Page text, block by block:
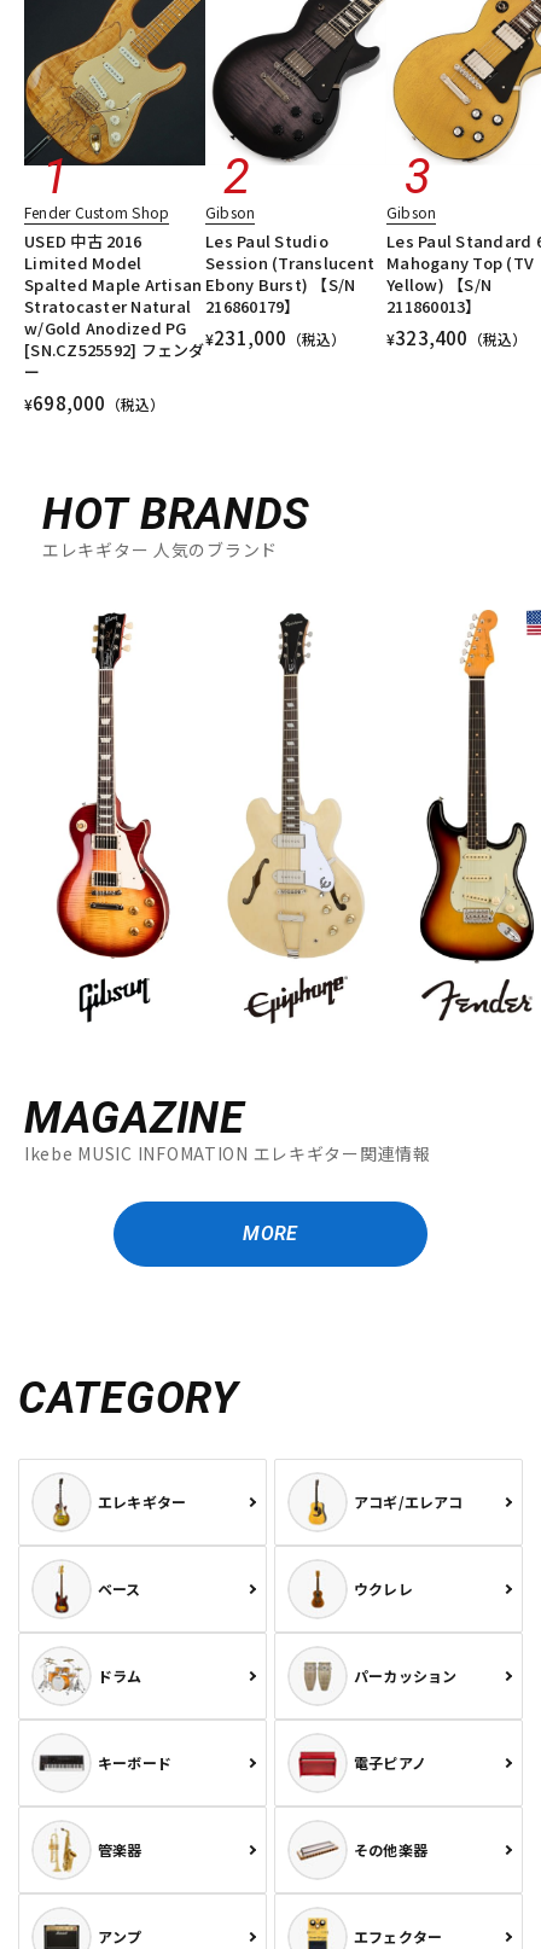
Fender Custom Shop
USED 中古 2016
Limited Model
Spalted Maple Artisan
Stratocaster Natural
w/Gold Anodized PG
[SN.CZ525592] フェンダ
ー
¥698,000 （税込）
Gibson
Les Paul Studio
Session (Translucent
Ebony Burst) 【S/N
216860179】
¥231,000 （税込）
Gibson
Les Paul Standard
Mahogany Top (TV
Yellow) 【S/N
211860013】
¥323,400 （税込）
HOT BRANDS
エレキギター 人気のブランド
MAGAZINE
Ikebe MUSIC INFOMATION エレキギター関連情報
MORE
CATEGORY
エレキギター アコギ/エレアコ
ベース ウクレレ
ドラム パーカッション
キーボード 電子ピアノ
管楽器 その他楽器
アンプ エフェクター